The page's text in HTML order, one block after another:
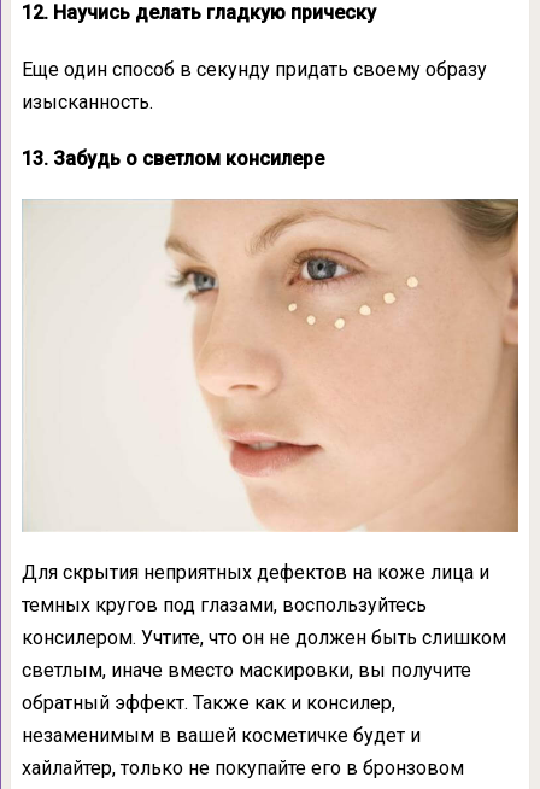
12. Научись делать гладкую прическу
Еще один способ в секунду придать своему образу
изысканность.
13. Забудь о светлом консилере
Для скрытия неприятных дефектов на коже лица и
темных кругов под глазами, воспользуйтесь
консилером. Учтите, что он не должен быть слишком
светлым, иначе вместо маскировки, вы получите
обратный эффект. Также как и консилер,
незаменимым в вашей косметичке будет и
хайлайтер, только не покупайте его в бронзовом